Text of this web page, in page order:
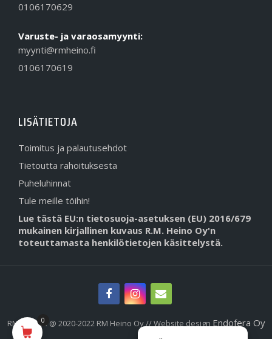
0106170629
Varuste- ja varaosamyynti:
myynti@rmheino.fi
0106170619
LISÄTIETOJA
Toimitus ja palautusehdot
Tietoutta rahoituksesta
Puheluhinnat
Tule meille töihin!
Lue tästä EU:n tietosuoja-asetuksen (EU) 2016/679
mukainen kirjallinen kuvaus R.M. Heino Oy'n
toteuttamasta henkilötietojen käsittelystä.
RMHeino.fi @ 2020-2022 RM Heino Oy // Website design Endofera Oy
0